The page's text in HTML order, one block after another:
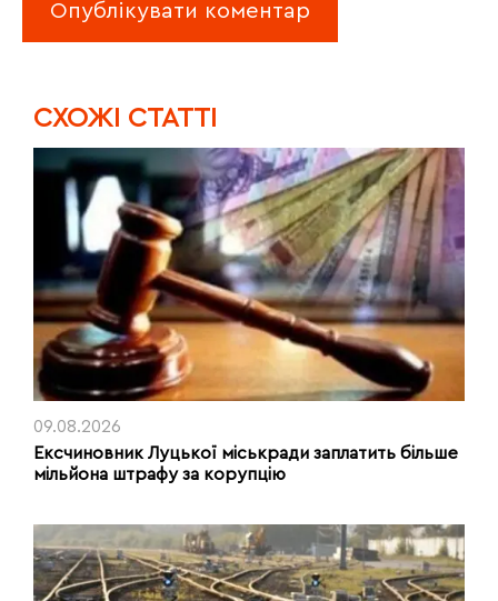
CХОЖІ СТАТТІ
09.08.2026
Ексчиновник Луцької міськради заплатить більше
мільйона штрафу за корупцію